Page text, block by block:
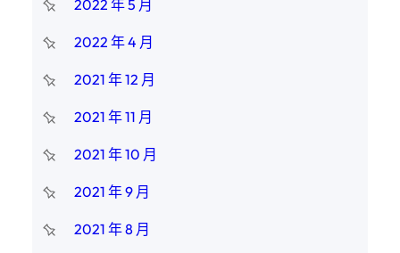
2022 年 5 月
2022 年 4 月
2021 年 12 月
2021 年 11 月
2021 年 10 月
2021 年 9 月
2021 年 8 月